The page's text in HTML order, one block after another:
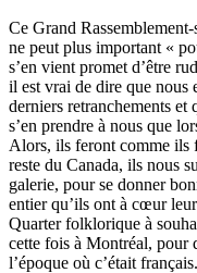
Ce Grand
ne peut plus important «
s’en vient promet d’être
il est vrai de dire que nous
derniers retranchements et
s’en prendre à nous que
Alors, ils feront comme ils
reste du Canada, ils nous
galerie, pour se donner
entier qu’ils ont à cœur
Quarter folklorique à
cette fois à Montréal, pour
l’époque où c’était français.